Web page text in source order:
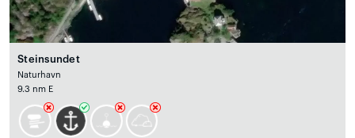
Steinsundet
Naturhavn
9.3 nm E